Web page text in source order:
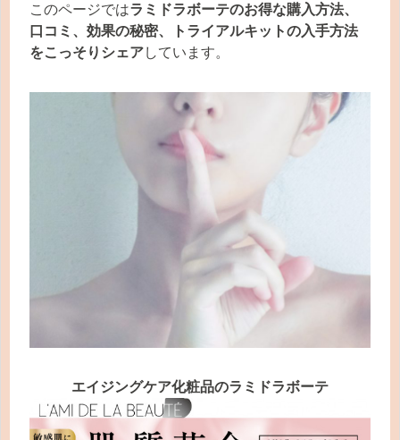
このページではラミドラボーテのお得な購入方法、
口コミ、効果の秘密、トライアルキットの入手方法
をこっそりシェアしています。
エイジングケア化粧品のラミドラボーテ